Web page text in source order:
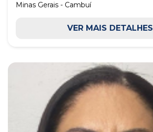
Minas Gerais - Cambuí
VER MAIS DETALHES